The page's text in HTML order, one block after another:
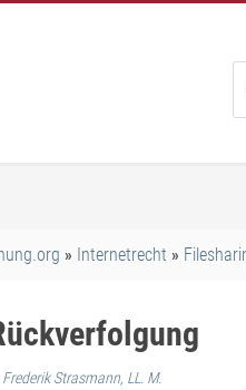
Internetrecht
Strasmann, LL. M.